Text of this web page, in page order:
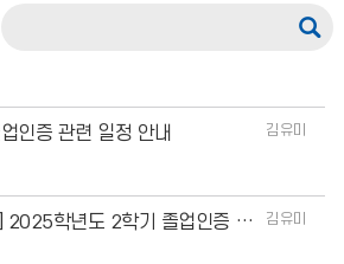
인증 관련 일정 안내
김유미
[반도체공학과만 해당] 2025학년도 2학기 졸업인증 제출 안내
김유미